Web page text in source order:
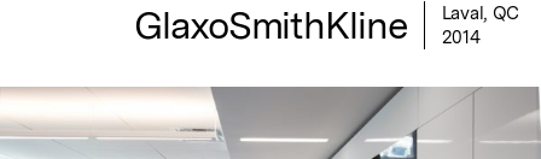
GlaxoSmithKline
Laval, QC
2014